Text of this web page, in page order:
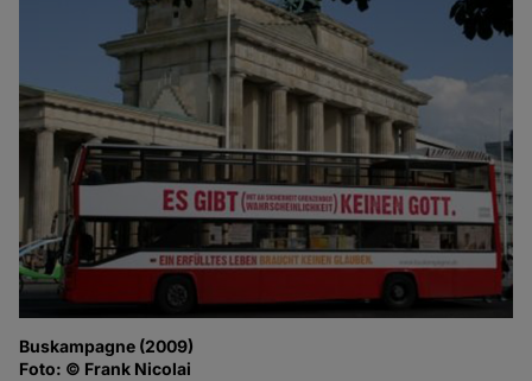
Buskampagne (2009)
Foto: © Frank Nicolai